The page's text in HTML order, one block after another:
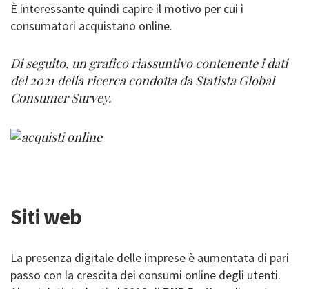
È interessante quindi capire il motivo per cui i
consumatori acquistano online.
Di seguito, un grafico riassuntivo contenente i dati
del 2021 della ricerca condotta da Statista Global
Consumer Survey.
Siti web
La presenza digitale delle imprese è aumentata di pari
passo con la crescita dei consumi online degli utenti.